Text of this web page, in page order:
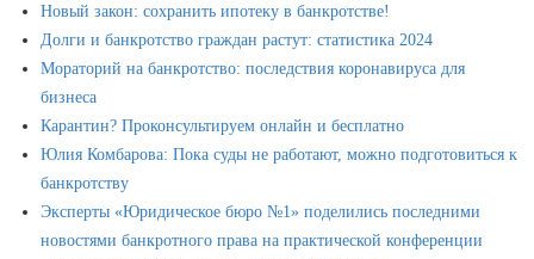
Новый закон: сохранить ипотеку в банкротстве!
Долги и банкротство граждан растут: статистика 2024
Мораторий на банкротство: последствия коронавируса для
бизнеса
Карантин? Проконсультируем онлайн и бесплатно
Юлия Комбарова: Пока суды не работают, можно подготовиться к
банкротству
Эксперты «Юридическое бюро №1» поделились последними
новостями банкротного права на практической конференции